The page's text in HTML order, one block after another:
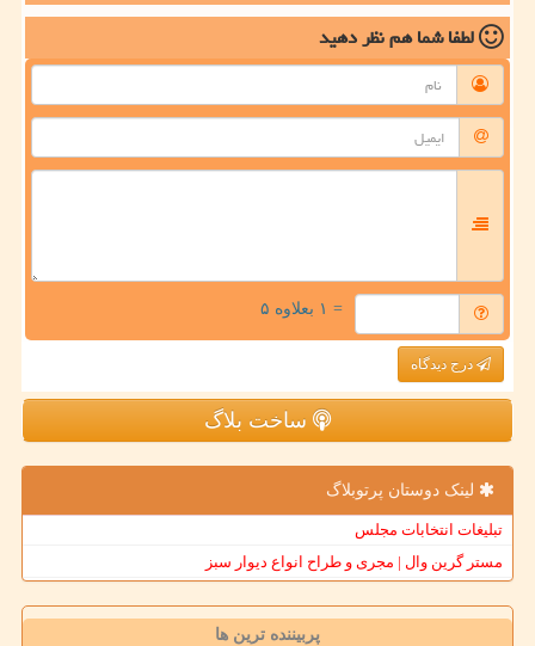
لطفا شما همنظر دهید
= ۱ بعلاوه ۵
درج دیدگاه
ساخت بلاگ
لینک دوستان پرتوبلاگ
تبلیغات انتخابات مجلس
مستر گرین وال | مجری و طراح انواع دیوار سبز
پربیننده ترین ها